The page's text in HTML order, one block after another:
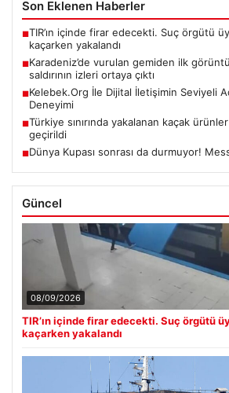
Son Eklenen Haberler
■TIR’ın içinde firar edecekti. Suç örgütü
kaçarken yakalandı
■Karadeniz’de vurulan gemiden ilk
saldırının izleri ortaya çıktı
■Kelebek.Org İle Dijital İletişimin Seviyeli
Deneyimi
■Türkiye sınırında yakalanan kaçak
geçirildi
■Dünya Kupası sonrası da durmuyor!
Güncel
08/09/2026
TIR’ın içinde firar edecekti. Suç örgütü
kaçarken yakalandı